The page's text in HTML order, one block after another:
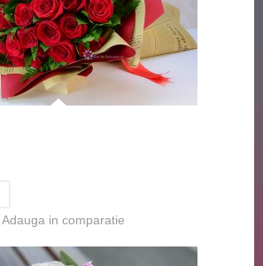
Adauga in comparatie